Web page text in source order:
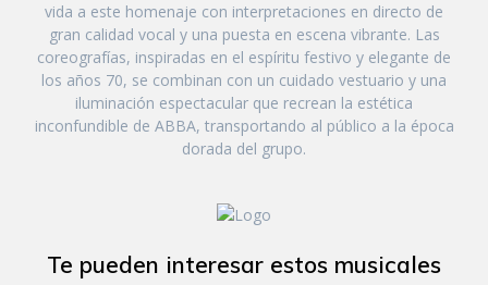
vida a este homenaje con interpretaciones en directo de
gran calidad vocal y una puesta en escena vibrante. Las
coreografías, inspiradas en el espíritu festivo y elegante de
los años 70, se combinan con un cuidado vestuario y una
iluminación espectacular que recrean la estética
inconfundible de ABBA, transportando al público a la época
dorada del grupo.
Te pueden interesar estos musicales